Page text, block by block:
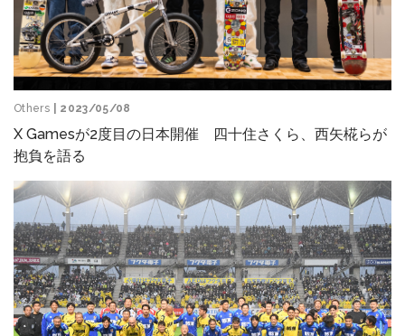
Others | 2023/05/08
X Gamesが2度目の日本開催 四十住さくら、西矢椛らが
抱負を語る